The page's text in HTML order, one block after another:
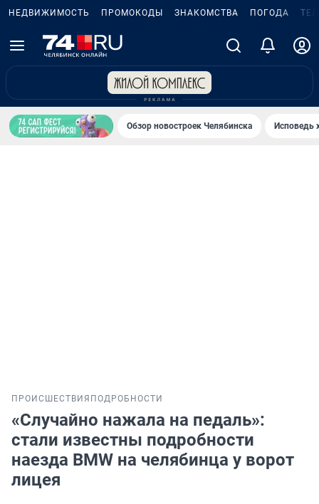
НЕДВИЖИМОСТЬ ПРОМОКОДЫ ЗНАКОМСТВА ПОГОДА
Обзор новостроек Челябинска Исповедь
ПРОИСШЕСТВИЯ ПОДРОБНОСТИ
«Случайно нажала на педаль»:
стали известны подробности
наезда BMW на челябинца у ворот
лицея